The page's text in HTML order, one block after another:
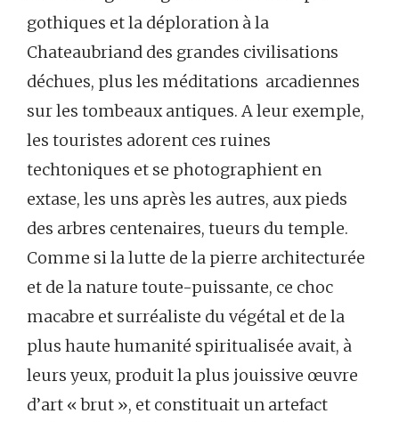
gothiques et la déploration à la
Chateaubriand des grandes civilisations
déchues, plus les méditations arcadiennes
sur les tombeaux antiques. A leur exemple,
les touristes adorent ces ruines
techtoniques et se photographient en
extase, les uns après les autres, aux pieds
des arbres centenaires, tueurs du temple.
Comme si la lutte de la pierre architecturée
et de la nature toute-puissante, ce choc
macabre et surréaliste du végétal et de la
plus haute humanité spiritualisée avait, à
leurs yeux, produit la plus jouissive œuvre
d’art « brut », et constituait un artefact